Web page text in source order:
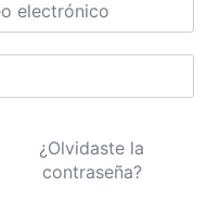
¿Olvidaste la
contraseña?